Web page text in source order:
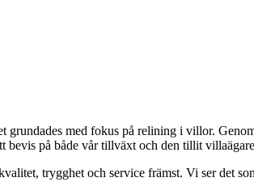
med fokus på relining i villor.
bevis på både vår tillväxt och den tillit
trygghet och service främst. Vi ser det